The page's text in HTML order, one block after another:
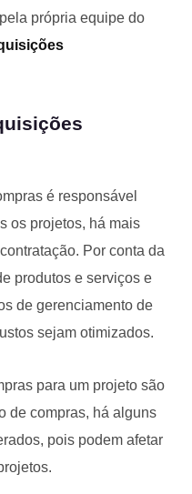
própria equipe do
é responsável
os projetos, há mais
Por conta da
produtos e serviços e
de gerenciamento de
sejam otimizados.
para um projeto são
de compras, há alguns
pois podem afetar